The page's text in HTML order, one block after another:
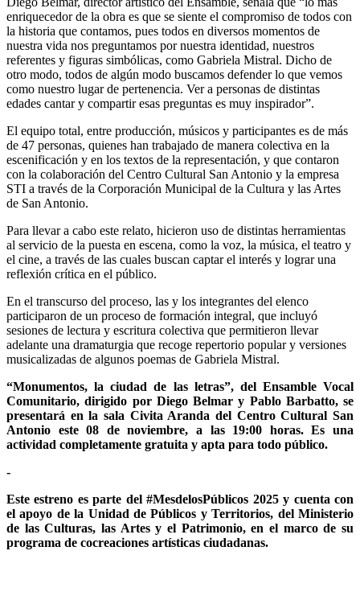
enriquecedor de la obra es que se siente el compromiso de todos con
la historia que contamos, pues todos en diversos momentos de
nuestra vida nos preguntamos por nuestra identidad, nuestros
referentes y figuras simbólicas, como Gabriela Mistral. Dicho de
otro modo, todos de algún modo buscamos defender lo que vemos
como nuestro lugar de pertenencia. Ver a personas de distintas
edades cantar y compartir esas preguntas es muy inspirador”.
El equipo total, entre producción, músicos y participantes es de más
de 47 personas, quienes han trabajado de manera colectiva en la
escenificación y en los textos de la representación, y que contaron
con la colaboración del Centro Cultural San Antonio y la empresa
STI a través de la Corporación Municipal de la Cultura y las Artes
de San Antonio.
Para llevar a cabo este relato, hicieron uso de distintas herramientas
al servicio de la puesta en escena, como la voz, la música, el teatro y
el cine, a través de las cuales buscan captar el interés y lograr una
reflexión crítica en el público.
En el transcurso del proceso, las y los integrantes del elenco
participaron de un proceso de formación integral, que incluyó
sesiones de lectura y escritura colectiva que permitieron llevar
adelante una dramaturgia que recoge repertorio popular y versiones
musicalizadas de algunos poemas de Gabriela Mistral.
“Monumentos, la ciudad de las letras”, del Ensamble Vocal
Comunitario, dirigido por Diego Belmar y Pablo Barbatto, se
presentará en la sala Civita Aranda del Centro Cultural San
Antonio este 08 de noviembre, a las 19:00 horas. Es una
actividad completamente gratuita y apta para todo público.
-
Este estreno es parte del #MesdelosPúblicos 2025 y cuenta con
el apoyo de la Unidad de Públicos y Territorios, del Ministerio
de las Culturas, las Artes y el Patrimonio, en el marco de su
programa de cocreaciones artísticas ciudadanas.